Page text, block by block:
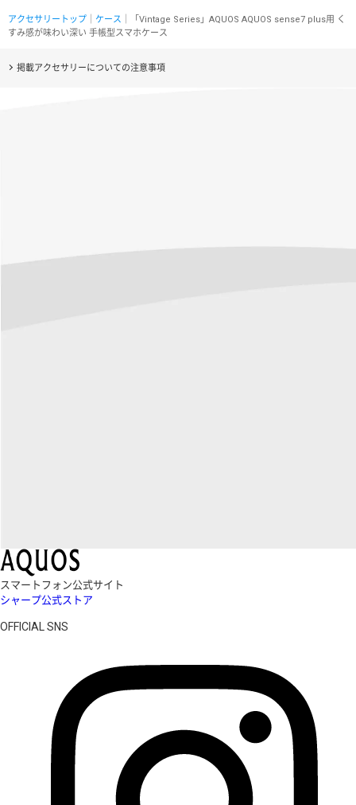
アクセサリートップ ケース ｜「Vintage Series」AQUOS AQUOS sense7 plus用 く
すみ感が味わい深い 手帳型スマホケース
掲載アクセサリーについての注意事項
スマートフォン公式サイト
シャープ公式ストア
OFFICIAL SNS